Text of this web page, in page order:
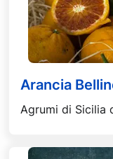
Arancia
Agrumi di Sicilia